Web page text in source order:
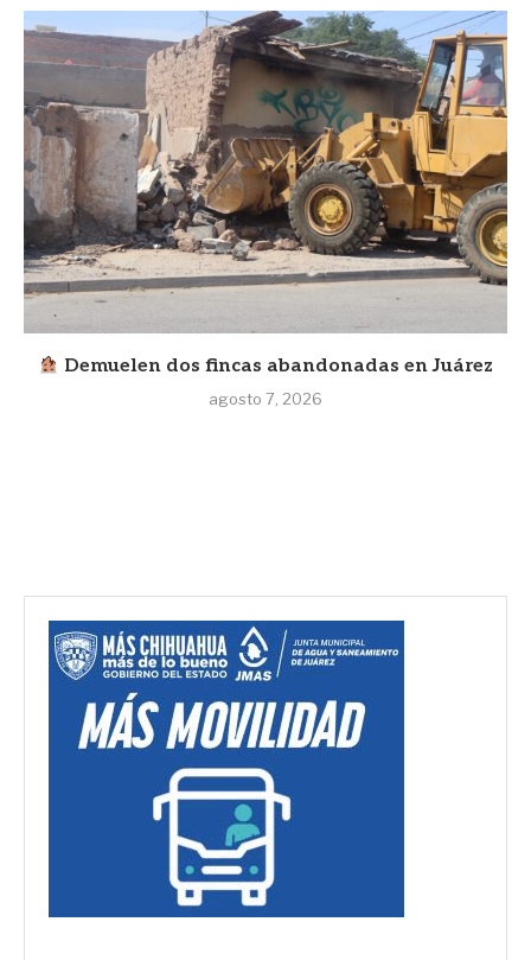
Demuelen dos fincas abandonadas en Juárez
agosto 7, 2026